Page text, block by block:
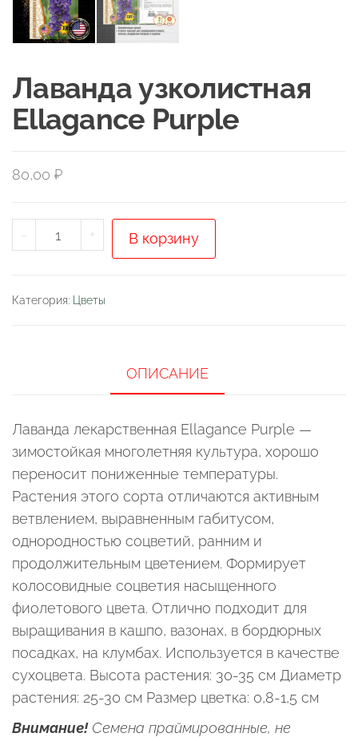
Лаванда узколистная
Ellagance Purple
80,00 ₽
-
Количество
товара
узколистная
+ В корзину
Категория: Цветы
ОПИСАНИЕ
Лаванда лекарственная Ellagance Purple —
зимостойкая многолетняя культура, хорошо
переносит пониженные температуры.
Растения этого сорта отличаются активным
ветвлением, выравненным габитусом,
однородностью соцветий, ранним и
продолжительным цветением. Формирует
колосовидные соцветия насыщенного
фиолетового цвета. Отлично подходит для
выращивания в кашпо, вазонах, в бордюрных
посадках, на клумбах. Используется в качестве
сухоцвета. Высота растения: 30-35 см Диаметр
растения: 25-30 см Размер цветка: 0,8-1,5 см
Внимание!Семена праймированные, не